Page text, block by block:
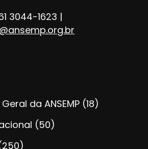
3044-1623 |
da ANSEMP (18)
(50)